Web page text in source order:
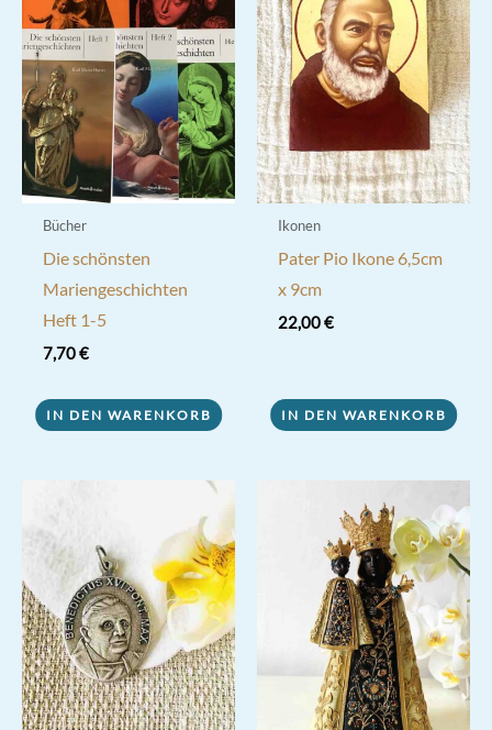
auf
der
Produktseite
gewählt
werden
Bücher
Die schönsten
Mariengeschichten
Heft 1-5
7,70€
IN DEN WARENKORB
Ikonen
Pater Pio Ikone 6,5cm
x 9cm
22,00€
IN DEN WARENKORB